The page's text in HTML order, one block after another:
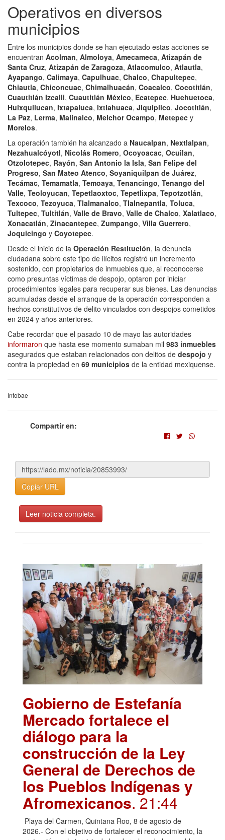
Operativos en diversos
municipios
Entre los municipios donde se han ejecutado estas acciones se
encuentran Acolman, Almoloya, Amecameca, Atizapán de
Santa Cruz, Atizapán de Zaragoza, Atlacomulco, Atlautla,
Ayapango, Calimaya, Capulhuac, Chalco, Chapultepec,
Chiautla, Chiconcuac, Chimalhuacán, Coacalco, Cocotitlán,
Cuautitlán Izcalli, Cuautitlán México, Ecatepec, Huehuetoca,
Huixquilucan, Ixtapaluca, Ixtlahuaca, Jiquipilco, Jocotitlán,
La Paz, Lerma, Malinalco, Melchor Ocampo, Metepec y
Morelos.
La operación también ha alcanzado a Naucalpan, Nextlalpan,
Nezahualcóyotl, Nicolás Romero, Ocoyoacac, Ocuilan,
Otzolotepec, Rayón, San Antonio la Isla, San Felipe del
Progreso, San Mateo Atenco, Soyaniquilpan de Juárez,
Tecámac, Temamatla, Temoaya, Tenancingo, Tenango del
Valle, Teoloyucan, Tepetlaoxtoc, Tepetlixpa, Tepotzotlán,
Texcoco, Tezoyuca, Tlalmanalco, Tlalnepantla, Toluca,
Tultepec, Tultitlán, Valle de Bravo, Valle de Chalco, Xalatlaco,
Xonacatlán, Zinacantepec, Zumpango, Villa Guerrero,
Joquicingo y Coyotepec.
Desde el inicio de la Operación Restitución, la denuncia
ciudadana sobre este tipo de ilícitos registró un incremento
sostenido, con propietarios de inmuebles que, al reconocerse
como presuntas víctimas de despojo, optaron por iniciar
procedimientos legales para recuperar sus bienes. Las denuncias
acumuladas desde el arranque de la operación corresponden a
hechos constitutivos de delito vinculados con despojos cometidos
en 2024 y años anteriores.
Cabe recordar que el pasado 10 de mayo las autoridades
informaron que hasta ese momento sumaban mil 983 inmuebles
asegurados que estaban relacionados con delitos de despojo y
contra la propiedad en 69 municipios de la entidad mexiquense.
Infobae
Compartir en:
Copiar URL
Leer noticia completa.
Gobierno de Estefanía
Mercado fortalece el
diálogo para la
construcción de la Ley
General de Derechos de
los Pueblos Indígenas y
Afromexicanos. 21:44
Playa del Carmen, Quintana Roo, 8 de agosto de
2026.- Con el objetivo de fortalecer el reconocimiento, la